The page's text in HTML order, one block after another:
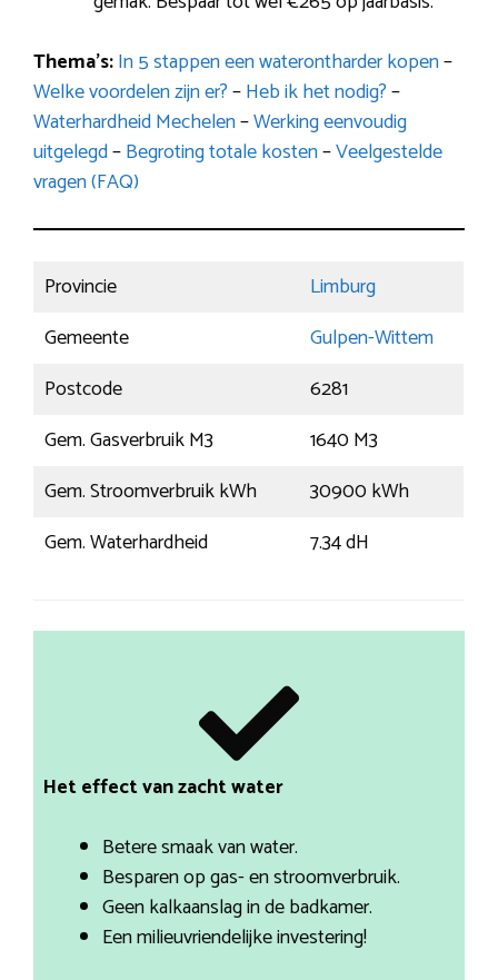
Thema’s:In 5 stappen een waterontharder kopen–
Welke voordelen zijn er?–Heb ik het nodig?–
Waterhardheid Mechelen–Werking eenvoudig
uitgelegd–Begroting totale kosten–Veelgestelde
vragen (FAQ)
Provincie
Limburg
Gemeente
Gulpen-Wittem
Postcode
6281
Gem. Gasverbruik M3
1640 M3
Gem. Stroomverbruik kWh
30900 kWh
Gem. Waterhardheid
7.34 dH
Het effect van zacht water
Betere smaak van water.
Besparen op gas- en stroomverbruik.
Geen kalkaanslag in de badkamer.
Een milieuvriendelijke investering!